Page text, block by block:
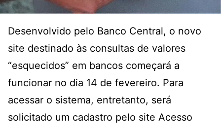
Desenvolvido pelo Banco Central, o novo
site destinado às consultas de valores
“esquecidos” em bancos começará a
funcionar no dia 14 de fevereiro. Para
acessar o sistema, entretanto, será
solicitado um cadastro pelo site Acesso